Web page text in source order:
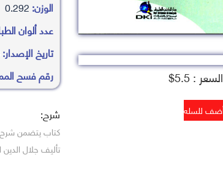
السعر : 5.5$
الوزن:
عدد ألوان
تاريخ الإصدار:
رقم فسح
شرح:
كتاب يتضمن شرح
تأليف جلال